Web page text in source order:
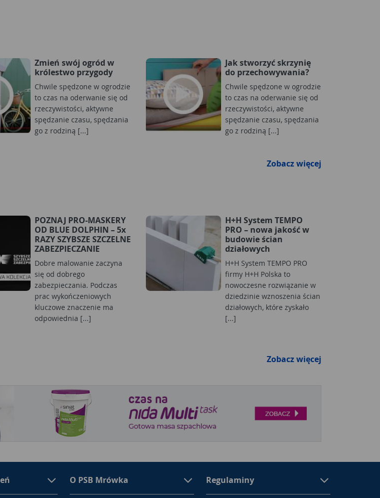
Zmień swój ogród w
królestwo przygody
Chwile spędzone w ogrodzie
to czas na oderwanie się od
rzeczywistości, aktywne
spędzanie czasu, spędzania
go z rodziną [...]
Jak stworzyć skrzynię
do przechowywania?
Chwile spędzone w ogrodzie
to czas na oderwanie się od
rzeczywistości, aktywne
spędzanie czasu, spędzania
go z rodziną [...]
Zobacz więcej
POZNAJ PRO-MASKERY
OD BLUE DOLPHIN – 5x
RAZY SZYBSZE SZCZELNE
ZABEZPIECZANIE
Dobre malowanie zaczyna
się od dobrego
zabezpieczania. Podczas
prac wykończeniowych
kluczowe znaczenie ma
odpowiednia [...]
H+H System TEMPO
PRO – nowa jakość w
budowie ścian
działowych
H+H System TEMPO PRO
firmy H+H Polska to
nowoczesne rozwiązanie w
dziedzinie wznoszenia ścian
działowych, które zyskało
[...]
Zobacz więcej
O PSB Mrówka Regulaminy